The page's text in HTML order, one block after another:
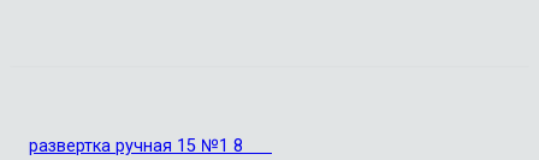
развертка ручная 15 №1 8